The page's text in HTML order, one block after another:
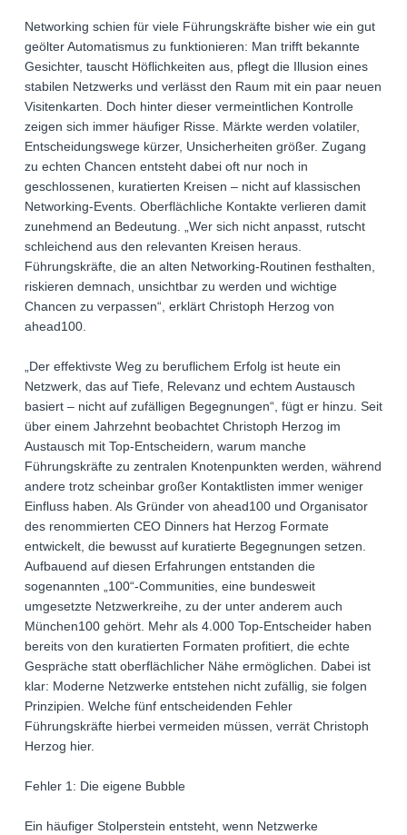
Networking schien für viele Führungskräfte bisher wie ein gut
geölter Automatismus zu funktionieren: Man trifft bekannte
Gesichter, tauscht Höflichkeiten aus, pflegt die Illusion eines
stabilen Netzwerks und verlässt den Raum mit ein paar neuen
Visitenkarten. Doch hinter dieser vermeintlichen Kontrolle
zeigen sich immer häufiger Risse. Märkte werden volatiler,
Entscheidungswege kürzer, Unsicherheiten größer. Zugang
zu echten Chancen entsteht dabei oft nur noch in
geschlossenen, kuratierten Kreisen – nicht auf klassischen
Networking-Events. Oberflächliche Kontakte verlieren damit
zunehmend an Bedeutung. „Wer sich nicht anpasst, rutscht
schleichend aus den relevanten Kreisen heraus.
Führungskräfte, die an alten Networking-Routinen festhalten,
riskieren demnach, unsichtbar zu werden und wichtige
Chancen zu verpassen“, erklärt Christoph Herzog von
ahead100.
„Der effektivste Weg zu beruflichem Erfolg ist heute ein
Netzwerk, das auf Tiefe, Relevanz und echtem Austausch
basiert – nicht auf zufälligen Begegnungen“, fügt er hinzu. Seit
über einem Jahrzehnt beobachtet Christoph Herzog im
Austausch mit Top-Entscheidern, warum manche
Führungskräfte zu zentralen Knotenpunkten werden, während
andere trotz scheinbar großer Kontaktlisten immer weniger
Einfluss haben. Als Gründer von ahead100 und Organisator
des renommierten CEO Dinners hat Herzog Formate
entwickelt, die bewusst auf kuratierte Begegnungen setzen.
Aufbauend auf diesen Erfahrungen entstanden die
sogenannten „100“-Communities, eine bundesweit
umgesetzte Netzwerkreihe, zu der unter anderem auch
München100 gehört. Mehr als 4.000 Top-Entscheider haben
bereits von den kuratierten Formaten profitiert, die echte
Gespräche statt oberflächlicher Nähe ermöglichen. Dabei ist
klar: Moderne Netzwerke entstehen nicht zufällig, sie folgen
Prinzipien. Welche fünf entscheidenden Fehler
Führungskräfte hierbei vermeiden müssen, verrät Christoph
Herzog hier.
Fehler 1: Die eigene Bubble
Ein häufiger Stolperstein entsteht, wenn Netzwerke